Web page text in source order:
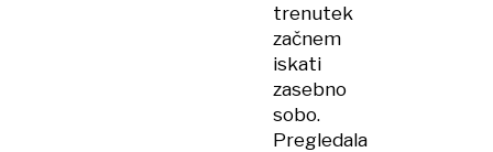
trenutek
začnem
iskati
zasebno
sobo.
Pregledala